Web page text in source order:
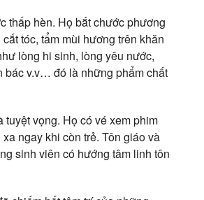
thấp hèn. Họ bắt chước phương
tóc, tẩm mùi hương trên khăn
lòng hi sinh, lòng yêu nước,
bác v.v… đó là những phẩm chất
tuyệt vọng. Họ có vé xem phim
ngay khi còn trẻ. Tôn giáo và
sinh viên có hướng tâm linh tôn